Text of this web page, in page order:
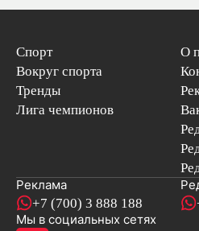
Спорт
Вокруг спорта
Тренды
Лига чемпионов
О
Реклама
+7 (700) 3 888 188
Мы в социальных сетях